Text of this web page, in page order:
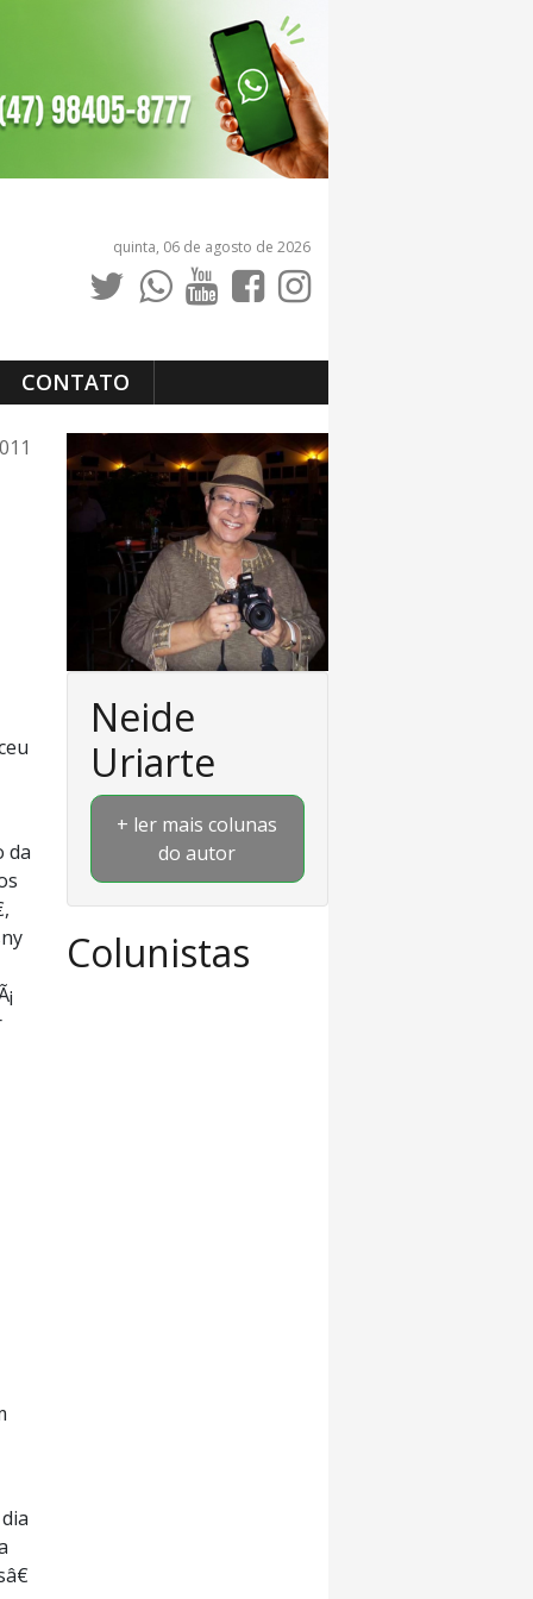
quinta, 06 de agosto de 2026
CONTATO
da
Neide
Uriarte
+ ler mais colunas
do autor
Colunistas